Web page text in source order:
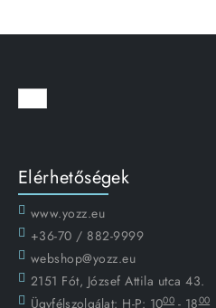
Elérhetőségek
www.yozz.eu
+36-70 / 882-9999
webshop@yozz.eu
2151 Fót, József Attila utca 43.
Ügyfélszolgálat: H-P: 1000 - 1800